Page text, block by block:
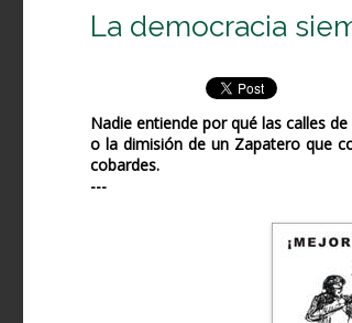
La democracia
Nadie entiende por qué las calles
o la dimisión de un Zapatero que
cobardes.
---